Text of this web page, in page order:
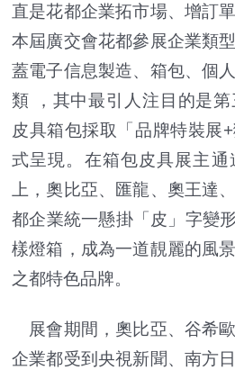
直是花都企業拓市場、增訂
本屆廣交會花都參展企業類
蓋電子信息製造、箱包、個
類 ，其中最引人注目的是
皮具箱包採取「品牌特裝展
式呈現。在箱包皮具展主
上，奧比亞、匯龍、奧王達
都企業統一懸掛「皮」字變
樣燈箱，成為一道靚麗的風
之都特色品牌。
展會期間，奧比亞、谷希
企業都受到央視新聞、南方